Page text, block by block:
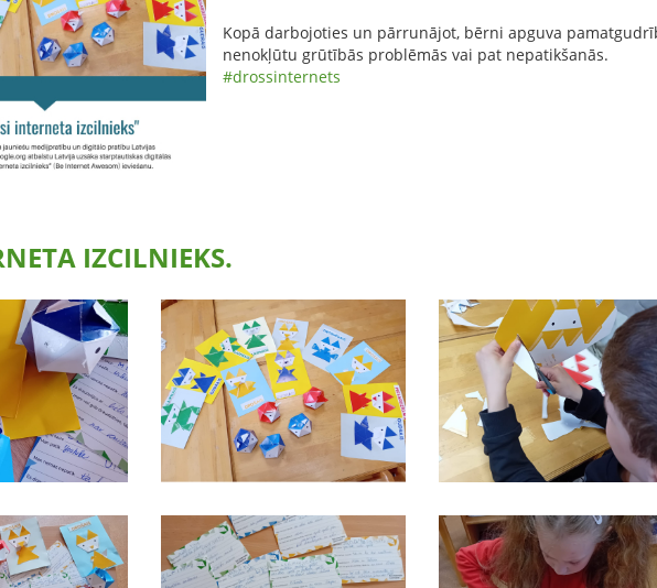
Kopā darbojoties un pārrunājot, bērni apguva
nenokļūtu grūtībās problēmās vai pat nepatikšanās.
#drossinternets
IZCILNIEKS.